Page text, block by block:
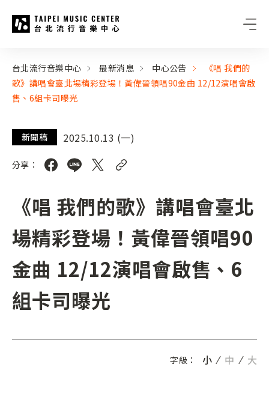
:::
台北流行音樂中心 最新消息 中心公告
《唱 我們的
歌》講唱會臺北場精彩登場！黃偉晉領唱90金曲 12/12演唱會啟
售、6組卡司曝光
新聞稿 2025.10.13 (一)
分享：
《唱 我們的歌》講唱會臺北
場精彩登場！黃偉晉領唱90
金曲 12/12演唱會啟售、6
組卡司曝光
字級： 小 中 大